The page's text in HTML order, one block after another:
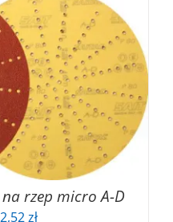
rzep micro A-D
2,52złZakres